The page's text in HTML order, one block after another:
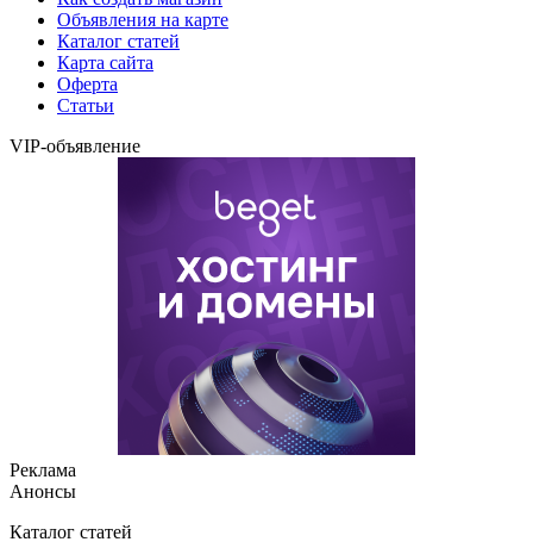
Объявления на карте
Каталог статей
Карта сайта
Оферта
Статьи
VIP-объявление
Реклама
Анонсы
Каталог статей